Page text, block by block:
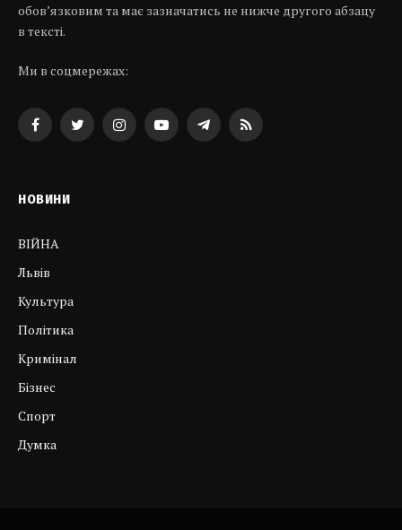
обов’язковим та має зазначатись не нижче другого абзацу
в тексті.
Ми в соцмережах:
FacebookTwitterInstagramYouTubeTelegramRSS
НОВИНИ
ВІЙНА
Львів
Культура
Політика
Кримінал
Бізнес
Спорт
Думка